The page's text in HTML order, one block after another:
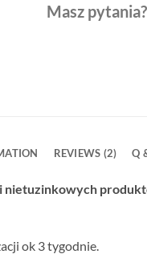
Masz
REVIEWS (2) Q
nietuzinkowych
ok 3 tygodnie.